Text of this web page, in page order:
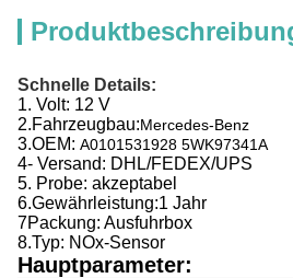
Schnelle Details:
1. Volt: 12 V
2.Fahrzeugbau:Mercedes-Benz
3.OEM: A0101531928 5WK97341A
4- Versand: DHL/FEDEX/UPS
5. Probe: akzeptabel
6.Gewährleistung:1 Jahr
7Packung: Ausfuhrbox
8.Typ: NOx-Sensor
Hauptparameter: